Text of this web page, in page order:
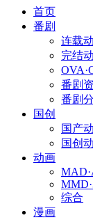
首页
番剧
连载
完结
番剧
番剧
国创
国产
国创
动画
综合
漫画